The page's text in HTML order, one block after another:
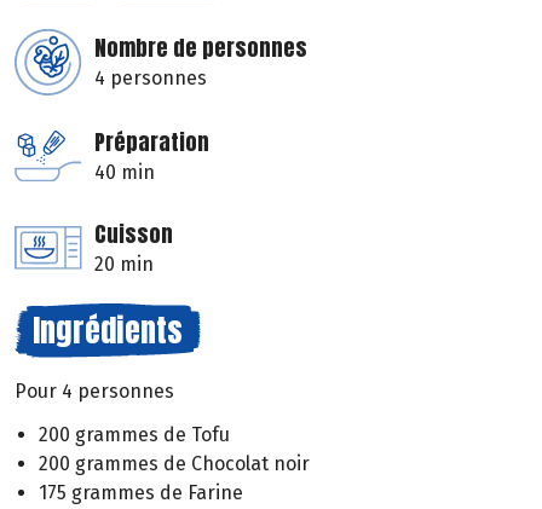
Nombre de personnes
4 personnes
Préparation
40 min
Cuisson
20 min
Ingrédients
Pour 4 personnes
200 grammes de Tofu
200 grammes de Chocolat noir
175 grammes de Farine